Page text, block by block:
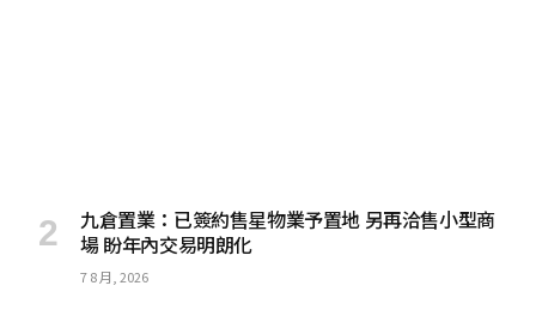
九倉置業：已簽約售星物業予置地 另再洽售小型商
場 盼年內交易明朗化
7 8 月, 2026